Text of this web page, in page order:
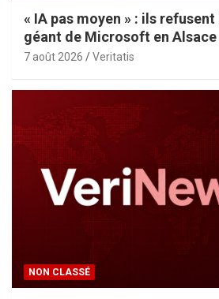
« IA pas moyen » : ils
géant de Microsoft en Alsace
7 août 2026 Veritatis
NON CLASSÉ